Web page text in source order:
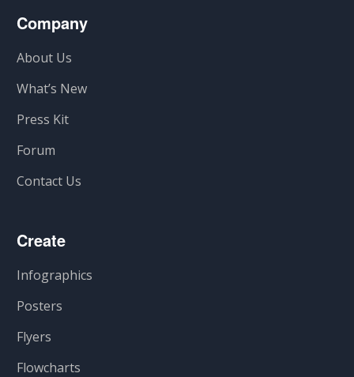
Company
About Us
What’s New
Press Kit
Forum
Contact Us
Create
Infographics
Posters
Flyers
Flowcharts